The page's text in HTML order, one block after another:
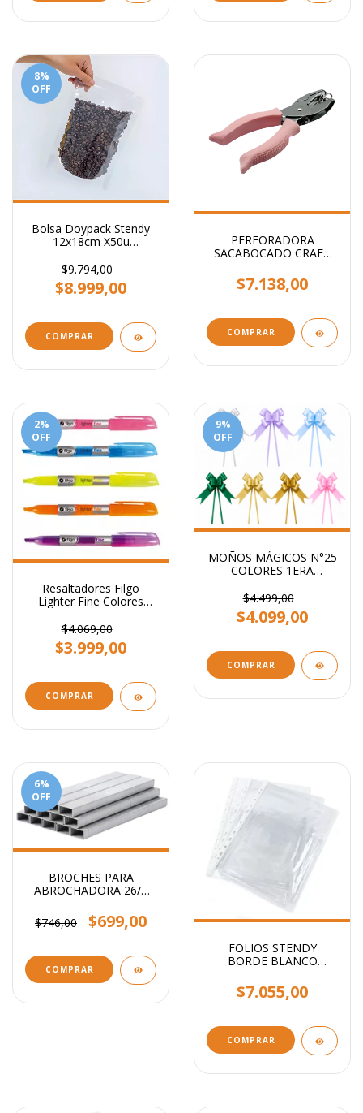
8%
OFF
Bolsa Doypack Stendy
12x18cm X50u
$9.794,00
$8.999,00
PERFORADORA
SACABOCADO CRAFT
$7.138,00
COMPRAR
2%
OFF
Resaltadores Filgo
Lighter Fine Colores
$4.069,00
$3.999,00
COMPRAR
9%
OFF
MOÑOS MÁGICOS N°25
COLORES 1ERA
STENDY PACK X 100
UNI
$4.499,00
$4.099,00
COMPRAR
6%
OFF
BROCHES PARA
ABROCHADORA 26/6
$746,00
$699,00
COMPRAR
FOLIOS STENDY
BORDE BLANCO
UNIDADES
$7.055,00
COMPRAR